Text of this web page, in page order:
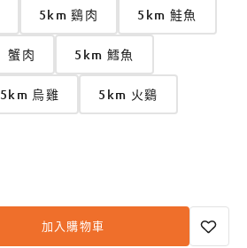
5km 鷄肉 5km 鮭魚
蟹肉 5km 鱈魚
5km 烏雞 5km 火鷄
加入購物車